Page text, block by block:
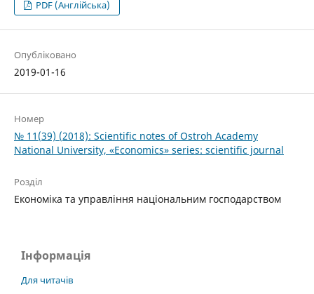
PDF (Англійська)
Опубліковано
2019-01-16
Номер
№ 11(39) (2018): Scientific notes of Ostroh Academy
National University, «Economics» series: scientific journal
Розділ
Економіка та управління національним господарством
Інформація
Для читачів